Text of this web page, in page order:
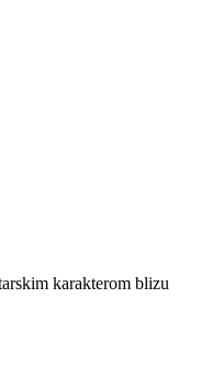
karakterom blizu